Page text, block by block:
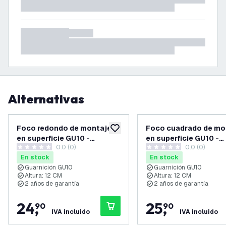
Alternativas
añadir a lista de deseos
Foco redondo de montaje
en superficie GU10 -
Accesorio GU10 - Blanco -
ø90mm
0 estrellas de puntuación
0.0 (0)
En stock
Guarnición GU10
Altura: 12 CM
2 años de garantía
24,
90
IVA incluido
Foco cuadrado de
en superficie GU10 -
Accesorio GU10 -
0 estrellas de puntuación
0.0 (0)
En stock
Guarnición GU10
Altura: 12 CM
2 años de garantía
25,
90
IVA incluido